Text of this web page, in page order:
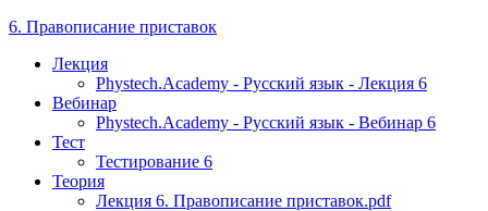
6. Правописание приставок
Лекция
Phystech.Academy - Русский язык - Лекция 6
Вебинар
Phystech.Academy - Русский язык - Вебинар 6
Тест
Тестирование 6
Теория
Лекция 6. Правописание приставок.pdf